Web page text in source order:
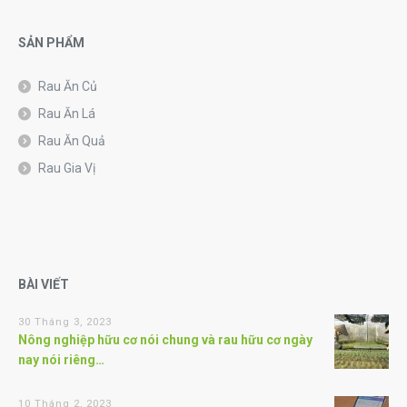
SẢN PHẨM
Rau Ăn Củ
Rau Ăn Lá
Rau Ăn Quả
Rau Gia Vị
BÀI VIẾT
30 Tháng 3, 2023
Nông nghiệp hữu cơ nói chung và rau hữu cơ ngày
nay nói riêng…
10 Tháng 2, 2023